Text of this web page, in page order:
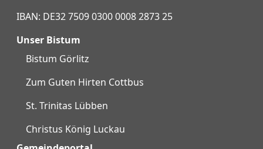
IBAN: DE32 7509 0300 0008 2873 25
Unser Bistum
Bistum Görlitz
Zum Guten Hirten Cottbus
St. Trinitas Lübben
Christus König Luckau